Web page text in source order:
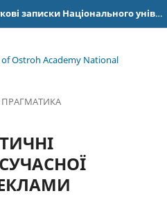
Науковий журнал «Наукові записки Національного університету «Острозька академія»: серія «Філологія»
Ostroh Academy National
ПРАГМАТИКА